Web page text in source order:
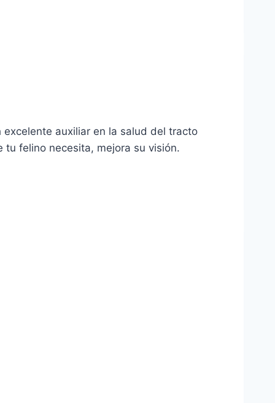
auxiliar en la salud del tracto
felino necesita, mejora su visión.